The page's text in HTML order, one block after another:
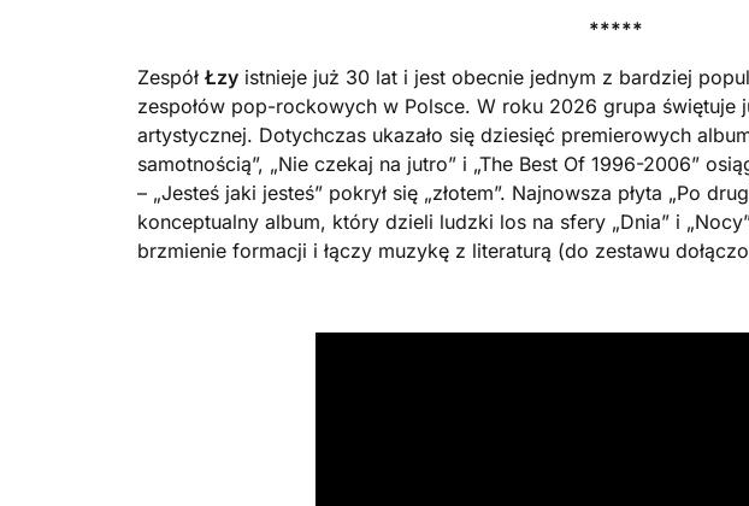
*****
Zespół Łzy istnieje już 30 lat i jest obecnie jednym z bardziej
zespołów pop-rockowych w Polsce. W roku 2026 grupa świętuje
artystycznej. Dotychczas ukazało się dziesięć premierowych
samotnością”, „Nie czekaj na jutro” i „The Best Of 1996-2006”
– „Jesteś jaki jesteś” pokrył się „złotem”. Najnowsza płyta „Po
konceptualny album, który dzieli ludzki los na sfery „Dnia” i
brzmienie formacji i łączy muzykę z literaturą (do zestawu